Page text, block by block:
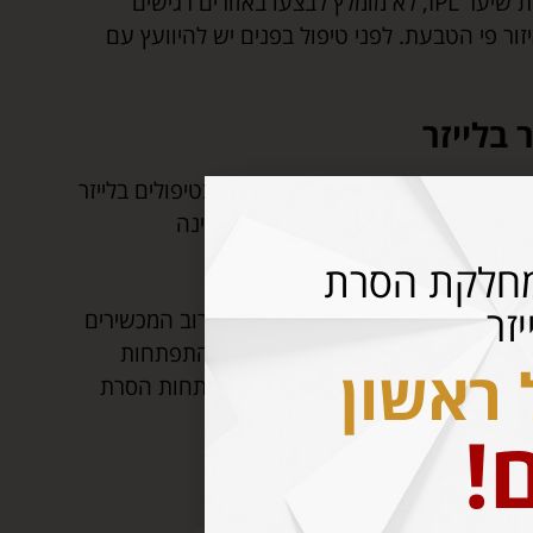
פי הטבעת. לפני טיפול בפנים יש להיוועץ עם
הטיפול לסוג וגוון השיער והעור, בטיפולים בלייזר
כמו גם שיטת הסרת שיער
אינה
כוויות או צלקות.
מסנן לחסימת קרינה אולטרה סגול, רוב המכשירים
העור העליונה. בעשור האחרון חלה התפתחות
החלו להעלם מהעולם, בעקבות התפתחות הסרת
הסרת
ראשון